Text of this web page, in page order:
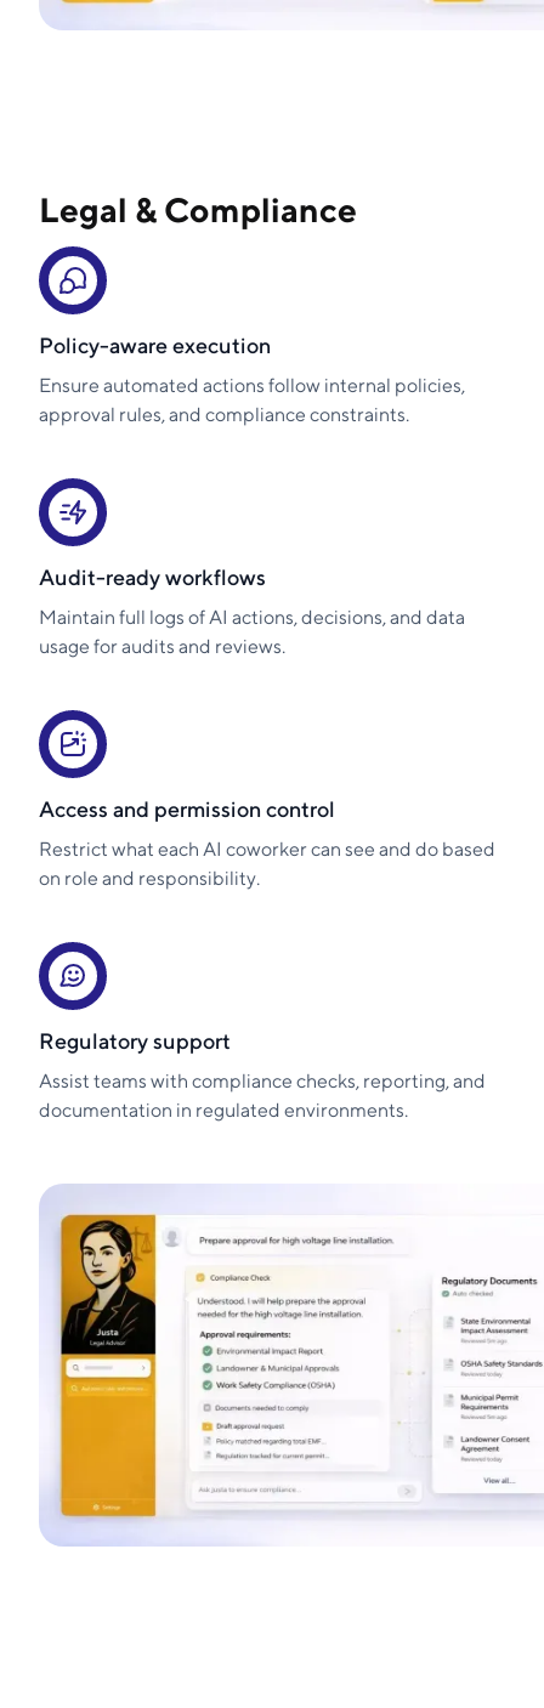
Legal & Compliance
Policy-aware execution
Ensure automated actions follow internal policies,
approval rules, and compliance constraints.
Audit-ready workflows
Maintain full logs of AI actions, decisions, and data
usage for audits and reviews.
Access and permission control
Restrict what each AI coworker can see and do based
on role and responsibility.
Regulatory support
Assist teams with compliance checks, reporting, and
documentation in regulated environments.